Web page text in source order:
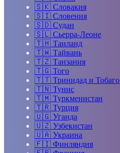
🇸🇰 Словакия
🇸🇮 Словения
🇸🇩 Судан
🇸🇱 Сьерра-Леоне
🇹🇭 Таиланд
🇹🇼 Тайвань
🇹🇿 Танзания
🇹🇬 Того
🇹🇹 Тринидад и Тобаго
🇹🇳 Тунис
🇹🇲 Туркменистан
🇹🇷 Турция
🇺🇬 Уганда
🇺🇿 Узбекистан
🇺🇦 Украина
🇫🇮 Финляндия